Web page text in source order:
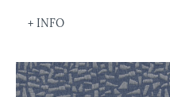
+ INFO